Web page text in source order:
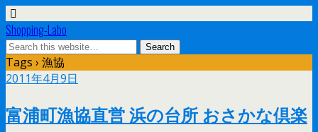
Shopping-Labo
Tags › 漁協
2011年4月9日
富浦町漁協直営 浜の台所 おさかな倶楽